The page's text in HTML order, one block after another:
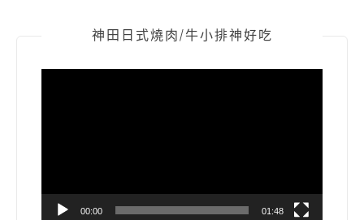
神田日式燒肉/牛小排神好吃
00:00 01:48